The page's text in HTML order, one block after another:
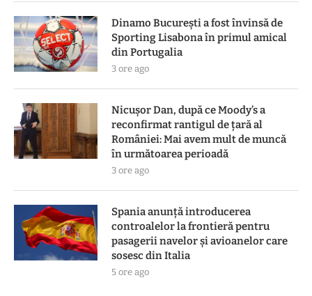
Dinamo București a fost învinsă de
Sporting Lisabona în primul amical
din Portugalia
3 ore ago
Nicușor Dan, după ce Moody’s a
reconfirmat rantigul de țară al
României: Mai avem mult de muncă
în următoarea perioadă
3 ore ago
Spania anunță introducerea
controalelor la frontieră pentru
pasagerii navelor și avioanelor care
sosesc din Italia
5 ore ago